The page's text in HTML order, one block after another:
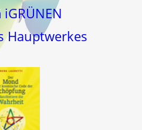
Hauptwerkes